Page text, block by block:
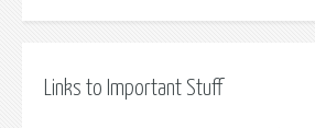
Links to Important Stuff